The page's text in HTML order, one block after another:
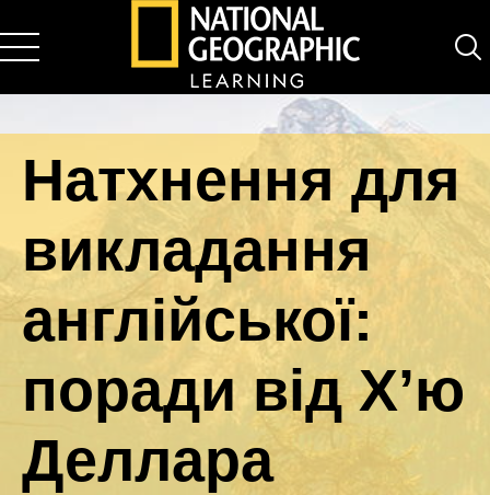
National Geographic Learning
Натхнення для
викладання
англійської:
поради від Х’ю
Деллара